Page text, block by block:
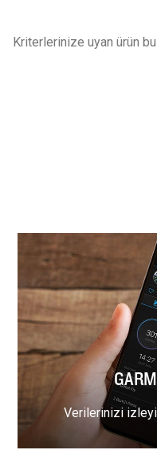
Kriterlerinize uyan ürün
Verilerinizi